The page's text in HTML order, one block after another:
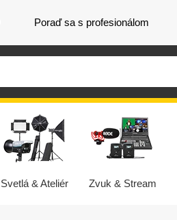
Poraď sa s profesionálom
Svetlá & Ateliér Zvuk & Stream